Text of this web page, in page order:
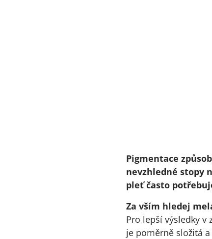
Pigmentace
nevzhledné stopy
pleť často
Za vším hledej
Pro lepší výsledky
je poměrně složitá